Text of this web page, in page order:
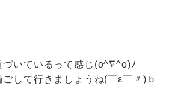
いているって感じ (o^∇^o)ﾉ
して行きましょうね(￣ε￣〃)ｂ